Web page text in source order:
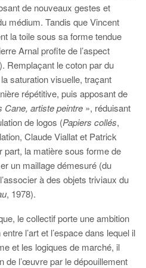
de nouveaux gestes et
médium. Tandis que Vincent
la toile sous sa forme tendue
Arnal profite de l’aspect
Remplaçant le coton par du
saturation visuelle, traçant
répétitive, puis apposant de
Cane, artiste peintre », réduisant
de logos (Papiers collés,
Claude Viallat et Patrick
part, la matière sous forme de
un maillage démesuré (du
à des objets triviaux du
, 1978).
le collectif porte une ambition
l’art et l’espace dans lequel il
et les logiques de marché, il
de l’œuvre par le dépouillement